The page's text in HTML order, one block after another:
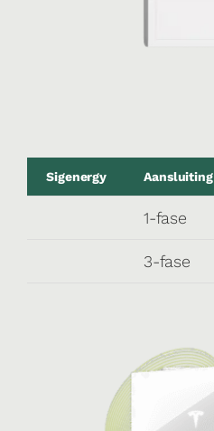
Sigenergy Aansluiting
1-fase
3-fase